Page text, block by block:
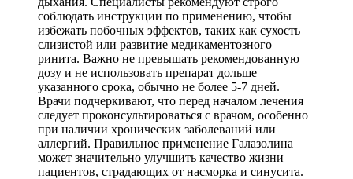
соблюдать инструкции по применению, чтобы
избежать побочных эффектов, таких как сухость
слизистой или развитие медикаментозного
ринита. Важно не превышать рекомендованную
дозу и не использовать препарат дольше
указанного срока, обычно не более 5-7 дней.
Врачи подчеркивают, что перед началом лечения
следует проконсультироваться с врачом, особенно
при наличии хронических заболеваний или
аллергий. Правильное применение Галазолина
может значительно улучшить качество жизни
пациентов, страдающих от насморка и синусита.